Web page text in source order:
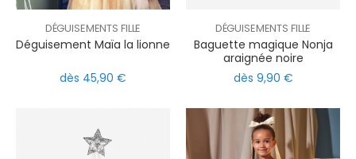
DÉGUISEMENTS FILLE
Déguisement Maïa la lionne
dès 45,90 €
DÉGUISEMENTS FILLE
Baguette magique Nonja
araignée noire
dès 9,90 €